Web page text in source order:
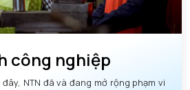
công nghiệp
NTN đã và đang mở rộng phạm vi